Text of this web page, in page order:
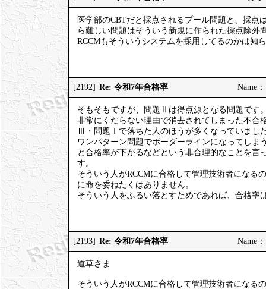
医学部のCBTだと採点されるプール問題と、採
ら難しい問題はそういう新規に作られた採点除外
RCCMもそういうシステムを採用してるのかは知
[2192] Re: 令和7年合格率 Name
そもそもですが、問題Ⅱは得点源となる問題です
非常にくだらない理由で消去されてしまった不
Ⅲ・問題Ⅰで落ちた人のほうが多くなっていまし
ワンパターン問題でボーダーラインになってし
と合格率が下がるなどという非合理的なことを
す。
そういう人がRCCMに合格して管理技術者になる
に命を委ねたくはありません。
そういう人をふるい落とすためであれば、合格率
[2193] Re: 令和7年合格率 Name
道草さま
そういう人がRCCMに合格して管理技術者になる